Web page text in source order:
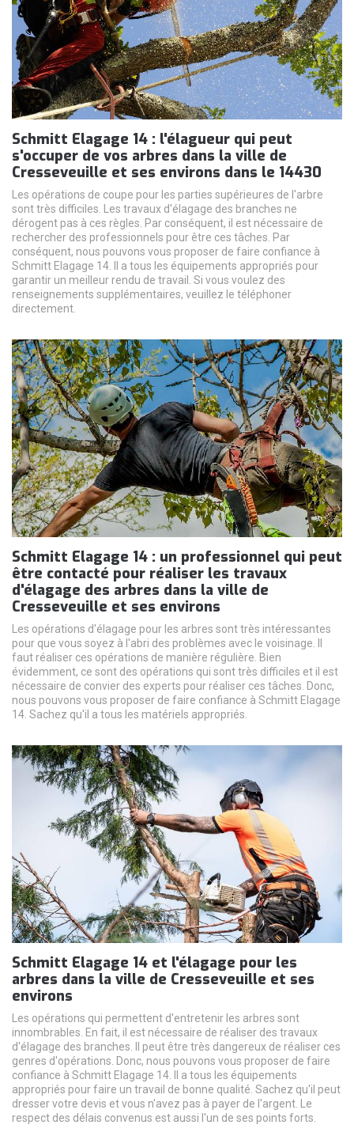
Schmitt Elagage 14 : l'élagueur qui peut
s'occuper de vos arbres dans la ville de
Cresseveuille et ses environs dans le 14430
Les opérations de coupe pour les parties supérieures de l'arbre
sont très difficiles. Les travaux d'élagage des branches ne
dérogent pas à ces règles. Par conséquent, il est nécessaire de
rechercher des professionnels pour être ces tâches. Par
conséquent, nous pouvons vous proposer de faire confiance à
Schmitt Elagage 14. Il a tous les équipements appropriés pour
garantir un meilleur rendu de travail. Si vous voulez des
renseignements supplémentaires, veuillez le téléphoner
directement.
Schmitt Elagage 14 : un professionnel qui peut
être contacté pour réaliser les travaux
d'élagage des arbres dans la ville de
Cresseveuille et ses environs
Les opérations d'élagage pour les arbres sont très intéressantes
pour que vous soyez à l'abri des problèmes avec le voisinage. Il
faut réaliser ces opérations de manière régulière. Bien
évidemment, ce sont des opérations qui sont très difficiles et il est
nécessaire de convier des experts pour réaliser ces tâches. Donc,
nous pouvons vous proposer de faire confiance à Schmitt Elagage
14. Sachez qu'il a tous les matériels appropriés.
Schmitt Elagage 14 et l'élagage pour les
arbres dans la ville de Cresseveuille et ses
environs
Les opérations qui permettent d'entretenir les arbres sont
innombrables. En fait, il est nécessaire de réaliser des travaux
d'élagage des branches. Il peut être très dangereux de réaliser ces
genres d'opérations. Donc, nous pouvons vous proposer de faire
confiance à Schmitt Elagage 14. Il a tous les équipements
appropriés pour faire un travail de bonne qualité. Sachez qu'il peut
dresser votre devis et vous n'avez pas à payer de l'argent. Le
respect des délais convenus est aussi l'un de ses points forts.